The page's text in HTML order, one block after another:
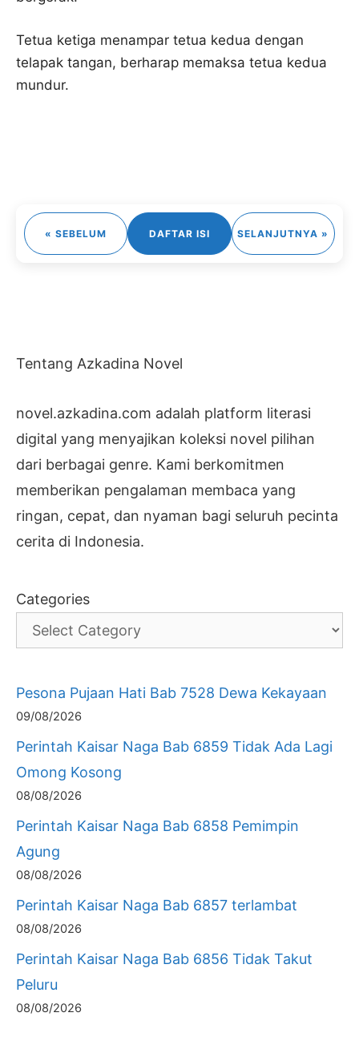
Tetua ketiga menampar tetua kedua dengan
telapak tangan, berharap memaksa tetua kedua
mundur.
« SEBELUM DAFTAR ISI SELANJUTNYA »
Tentang Azkadina Novel
novel.azkadina.com adalah platform literasi
digital yang menyajikan koleksi novel pilihan
dari berbagai genre. Kami berkomitmen
memberikan pengalaman membaca yang
ringan, cepat, dan nyaman bagi seluruh pecinta
cerita di Indonesia.
Categories
Pesona Pujaan Hati Bab 7528 Dewa Kekayaan
09/08/2026
Perintah Kaisar Naga Bab 6859 Tidak Ada Lagi
Omong Kosong
08/08/2026
Perintah Kaisar Naga Bab 6858 Pemimpin
Agung
08/08/2026
Perintah Kaisar Naga Bab 6857 terlambat
08/08/2026
Perintah Kaisar Naga Bab 6856 Tidak Takut
Peluru
08/08/2026